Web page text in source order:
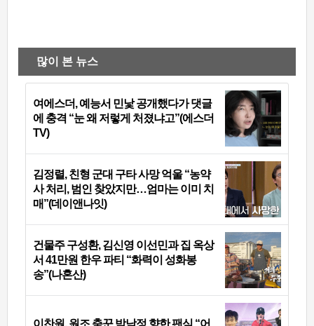
많이 본 뉴스
여에스더, 예능서 민낯 공개했다가 댓글
에 충격 “눈 왜 저렇게 처졌냐고”(에스더
TV)
김정렬, 친형 군대 구타 사망 억울 “농약
사 처리, 범인 찾았지만…엄마는 이미 치
매”(데이앤나잇)
건물주 구성환, 김신영 이선민과 집 옥상
서 41만원 한우 파티 “화력이 성화봉
송”(나혼산)
이찬원, 원조 춤꾼 박남정 향한 팬심 “어